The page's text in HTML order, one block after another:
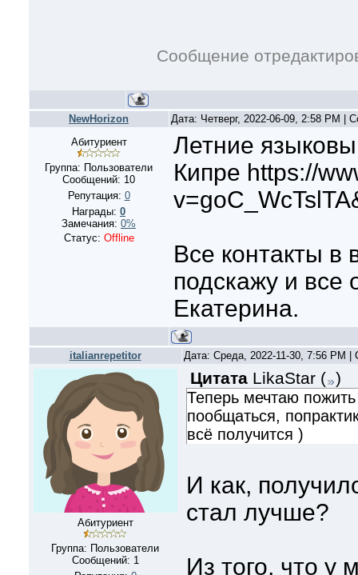
Сообщение
NewHorizon
Дата: Четверг, 2022-06-09, 2:58 PM |
Абитуриент
Группа: Пользователи
Сообщений: 10
Репутация: 0
Награды: 0
Замечания: 0%
Статус: Offline
Летние
Кипре https://
Все контакты в
подскажу и все
Екатерина.
italianrepetitor Дата: Среда, 2022-11-30, 7:56 PM
Абитуриент
Группа: Пользователи
Сообщений: 1
Цитата LikaStar( )
Теперь мечтаю
пообщаться,
всё получится )
И как,
стал лучше?
Из того, что у